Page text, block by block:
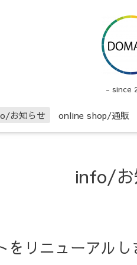
- since
お知らせ online shop/通販
info/お
をリニューアルし